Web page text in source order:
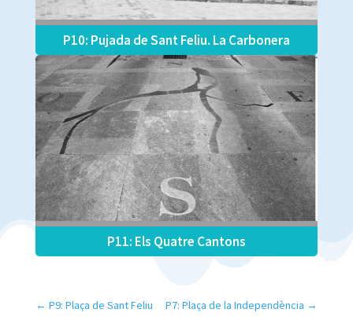
P10: Pujada de Sant Feliu. La Carbonera
P11: Els Quatre Cantons
← P9: Plaça de Sant Feliu P7: Plaça de la Independència →